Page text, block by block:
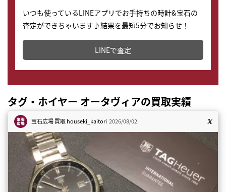
いつも使っているLINEアプリでお手持ちの時計&宝石の
査定ができちゃいます♪結果を最短5分でお知らせ！
どこからでもすぐに査定金額を知ることが出来ます。
LINEで査定
タグ・ホイヤー オータヴィアの買取実績
宝石広場 買取houseki_kaitori 2026/08/02